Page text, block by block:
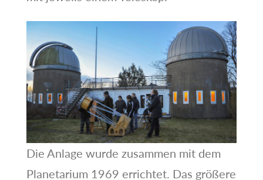
Die Anlage wurde zusammen mit dem
Planetarium 1969 errichtet. Das größere